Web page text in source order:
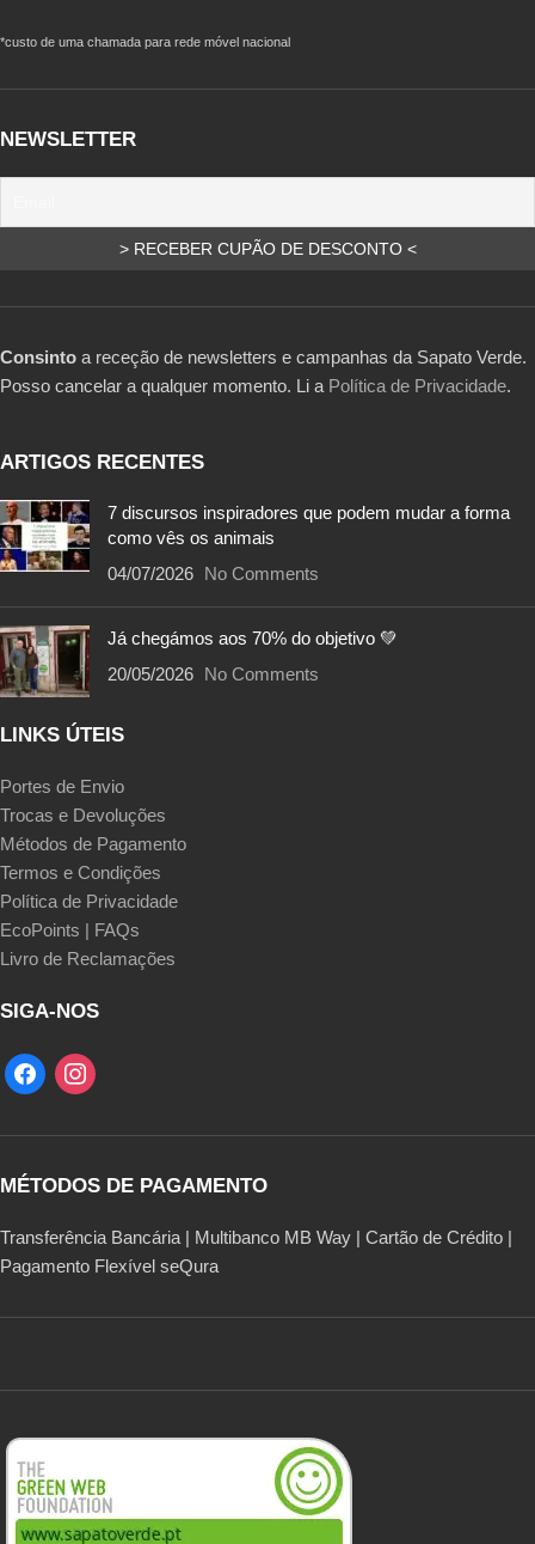
*custo de uma chamada para rede móvel nacional
NEWSLETTER
Consinto a receção de newsletters e campanhas da Sapato Verde.
Posso cancelar a qualquer momento. Li a Política de Privacidade.
ARTIGOS RECENTES
7 discursos inspiradores que podem mudar a forma
como vês os animais
04/07/2026 No Comments
Já chegámos aos 70% do objetivo 💚
20/05/2026 No Comments
LINKS ÚTEIS
Portes de Envio
Trocas e Devoluções
Métodos de Pagamento
Termos e Condições
Política de Privacidade
EcoPoints | FAQs
Livro de Reclamações
SIGA-NOS
MÉTODOS DE PAGAMENTO
Transferência Bancária | Multibanco MB Way | Cartão de Crédito |
Pagamento Flexível seQura